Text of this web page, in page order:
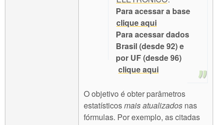
Para acessar a base
clique aqui
Para acessar dados
Brasil (desde 92) e
por UF (desde 96)
clique aqui
O objetivo é obter parâmetros
estatísticosmais atualizados nas
fórmulas. Por exemplo, as citadas